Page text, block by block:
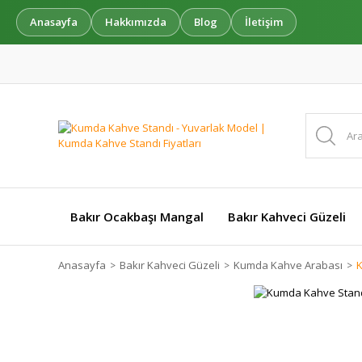
Anasayfa Hakkımızda Blog İletişim
Bakır Ocakbaşı Mangal Bakır Kahveci Güzeli
Anasayfa Bakır Kahveci Güzeli Kumda Kahve Arabası